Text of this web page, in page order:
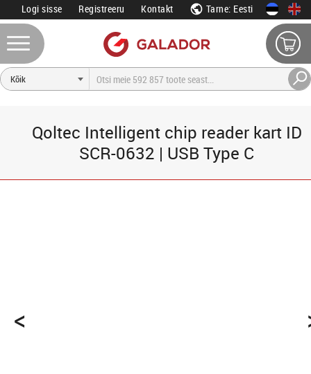
Logi sisse Registreeru Kontakt Tarne: Eesti
Qoltec Intelligent chip reader kart ID
SCR-0632 | USB Type C
<